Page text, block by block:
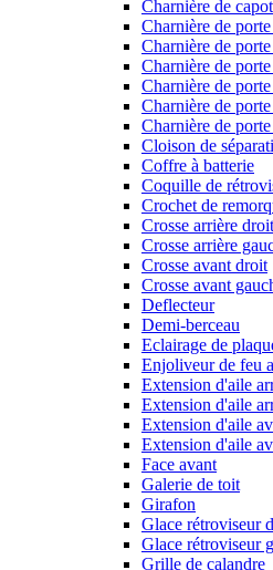
Charnière de capot
Charnière de
Charnière de
Charnière de
Charnière de
Charnière de
Charnière de
Cloison de
Coffre à batterie
Coquille de
Crochet de
Crosse arrière droit
Crosse arrière
Crosse avant droit
Crosse avant
Deflecteur
Demi-berceau
Eclairage de
Enjoliveur de feu
Extension d'aile
Extension d'aile
Extension d'aile
Extension d'aile
Face avant
Galerie de toit
Girafon
Glace rétroviseur
Glace rétroviseur
Grille de calandre